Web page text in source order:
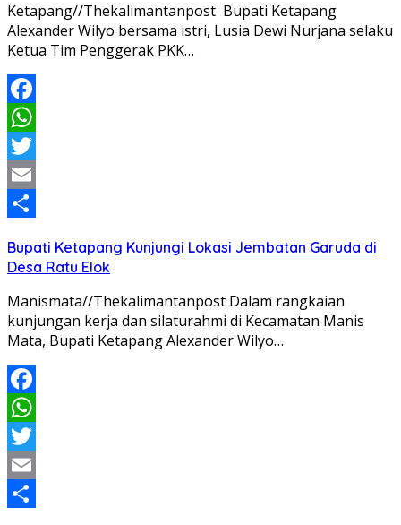
Ketapang//Thekalimantanpost Bupati Ketapang
Alexander Wilyo bersama istri, Lusia Dewi Nurjana selaku
Ketua Tim Penggerak PKK…
Facebook
WhatsApp
Twitter
Email
Bupati Ketapang Kunjungi Lokasi Jembatan Garuda di
Desa Ratu Elok
Manismata//Thekalimantanpost Dalam rangkaian
kunjungan kerja dan silaturahmi di Kecamatan Manis
Mata, Bupati Ketapang Alexander Wilyo…
Facebook
WhatsApp
Twitter
Email